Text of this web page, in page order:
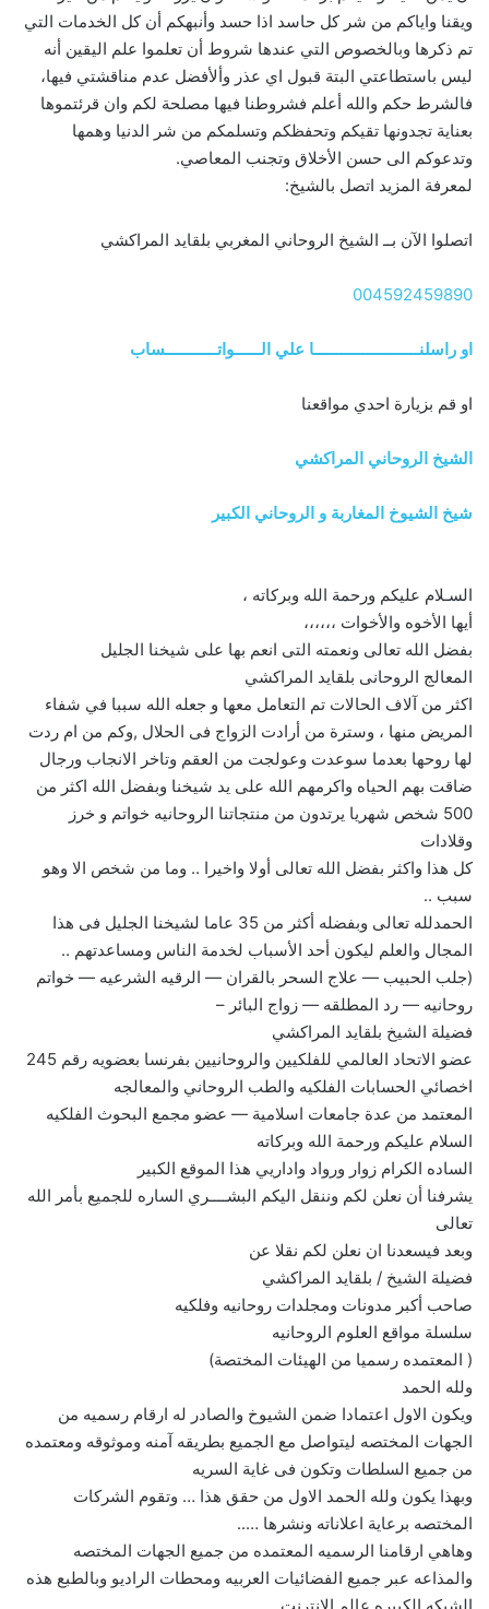
ويقنا واياكم من شر كل حاسد اذا حسد وأنبهكم أن كل الخدمات التي
تم ذكرها وبالخصوص التي عندها شروط أن تعلموا علم اليقين أنه
ليس باستطاعتي البتة قبول اي عذر وألأفضل عدم مناقشتي فيها،
فالشرط حكم والله أعلم فشروطنا فيها مصلحة لكم وان قرئتموها
بعناية تجدونها تقيكم وتحفظكم وتسلمكم من شر الدنيا وهمها
وتدعوكم الى حسن الأخلاق وتجنب المعاصي.
لمعرفة المزيد اتصل بالشيخ:
اتصلوا الآن بــ الشيخ الروحاني المغربي بلقايد المراكشي
004592459890
او راسلنــــــــــــــــــــــــا علي الــــــواتــــــــــــساب
او قم بزيارة احدي مواقعنا
الشيخ الروحاني المراكشي
شيخ الشيوخ المغاربة و الروحاني الكبير
السـلام عليكم ورحمة الله وبركاته ،
أيها الأخوه والأخوات ،،،،،،
بفضل الله تعالى ونعمته التى انعم بها على شيخنا الجليل
المعالج الروحانى بلقايد المراكشي
اكثر من آلاف الحالات تم التعامل معها و جعله الله سببا في شفاء
المريض منها ، وسترة من أرادت الزواج فى الحلال ,وكم من ام ردت
لها روحها بعدما سوعدت وعولجت من العقم وتاخر الانجاب ورجال
ضاقت بهم الحياه واكرمهم الله على يد شيخنا وبفضل الله اكثر من
500 شخص شهريا يرتدون من منتجاتنا الروحانيه خواتم و خرز
وقلادات
كل هذا واكثر بفضل الله تعالى أولا واخيرا .. وما من شخص الا وهو
سبب ..
الحمدلله تعالى وبفضله أكثر من 35 عاما لشيخنا الجليل فى هذا
المجال والعلم ليكون أحد الأسباب لخدمة الناس ومساعدتهم ..
(جلب الحبيب — علاج السحر بالقران — الرقيه الشرعيه — خواتم
روحانيه — رد المطلقه — زواج البائر –
فضيلة الشيخ بلقايد المراكشي
عضو الاتحاد العالمي للفلكيين والروحانيين بفرنسا بعضويه رقم 245
اخصائي الحسابات الفلكيه والطب الروحاني والمعالجه
المعتمد من عدة جامعات اسلامية — عضو مجمع البحوث الفلكيه
السلام عليكم ورحمة الله وبركاته
الساده الكرام زوار ورواد واداريي هذا الموقع الكبير
يشرفنا أن نعلن لكم وننقل اليكم البشــــري الساره للجميع بأمر الله
تعالى
وبعد فيسعدنا ان نعلن لكم نقلا عن
فضيلة الشيخ / بلقايد المراكشي
صاحب أكبر مدونات ومجلدات روحانيه وفلكيه
سلسلة مواقع العلوم الروحانيه
( المعتمده رسميا من الهيئات المختصة)
ولله الحمد
ويكون الاول اعتمادا ضمن الشيوخ والصادر له ارقام رسميه من
الجهات المختصه ليتواصل مع الجميع بطريقه آمنه وموثوقه ومعتمده
من جميع السلطات وتكون فى غاية السريه
وبهذا يكون ولله الحمد الاول من حقق هذا … وتقوم الشركات
المختصه برعاية اعلاناته ونشرها …..
وهاهي ارقامنا الرسميه المعتمده من جميع الجهات المختصه
والمذاعه عبر جميع الفضائيات العربيه ومحطات الراديو وبالطبع هذه